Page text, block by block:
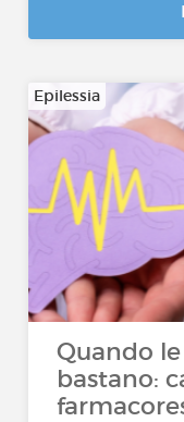
Epilessia
Quando
bastano: